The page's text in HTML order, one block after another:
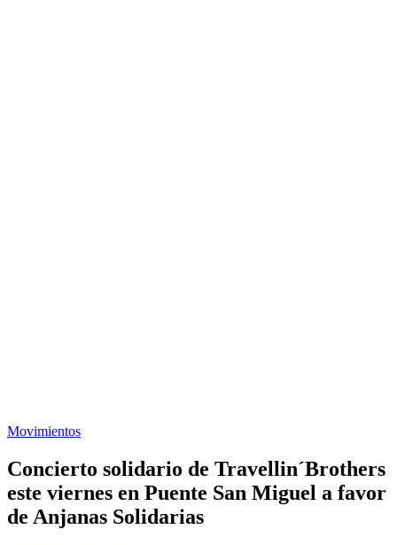
Movimientos
Concierto solidario de Travellin´Brothers
este viernes en Puente San Miguel a favor
de Anjanas Solidarias